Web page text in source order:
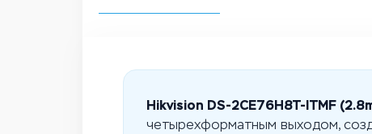
Hikvision DS-2CE76H8T-ITMF
четырехформатным выходом,